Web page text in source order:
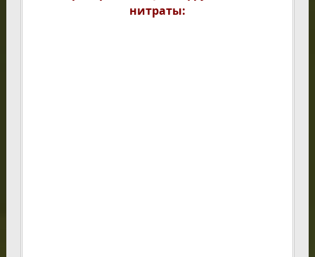
нитраты: